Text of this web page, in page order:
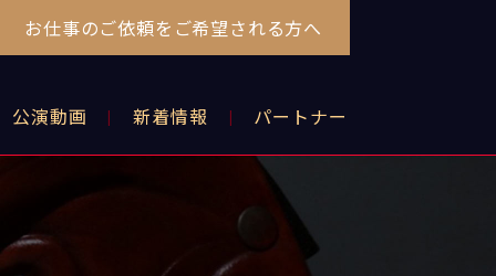
公演動画 新着情報 パートナー
お仕事のご依頼をご希望される方へ